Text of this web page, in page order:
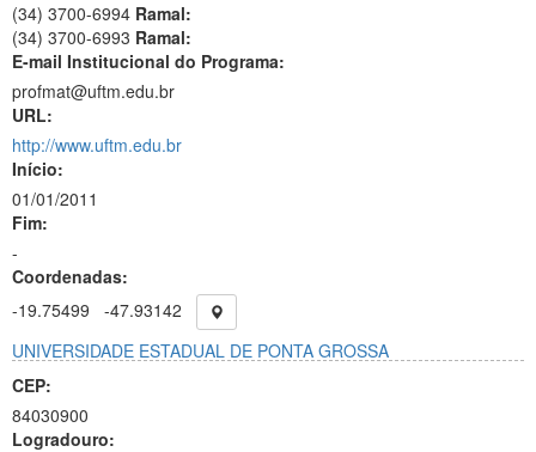
(34) 3700-6994 Ramal:
(34) 3700-6993 Ramal:
E-mail Institucional do Programa:
profmat@uftm.edu.br
URL:
http://www.uftm.edu.br
Início:
01/01/2011
Fim:
-
Coordenadas:
-19.75499
-47.93142
UNIVERSIDADE ESTADUAL DE PONTA GROSSA
CEP:
84030900
Logradouro: